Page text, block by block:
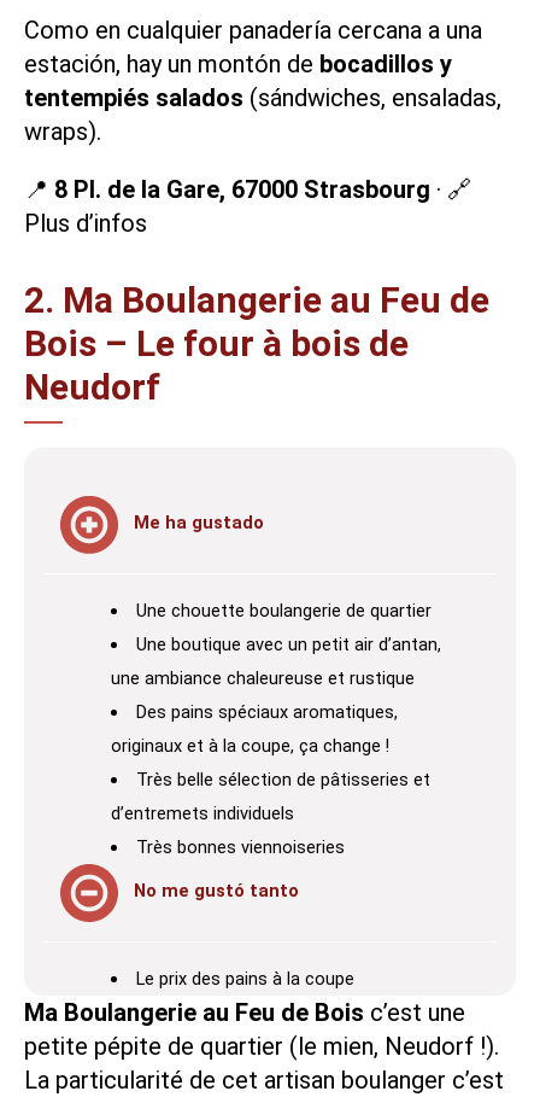
Como en cualquier panadería cercana a una
estación, hay un montón de bocadillos y
tentempiés salados (sándwiches, ensaladas,
wraps).
📍 8 Pl. de la Gare, 67000 Strasbourg · 🔗
Plus d’infos
2. Ma Boulangerie au Feu de
Bois – Le four à bois de
Neudorf
Me ha gustado
Une chouette boulangerie de quartier
Une boutique avec un petit air d’antan,
une ambiance chaleureuse et rustique
Des pains spéciaux aromatiques,
originaux et à la coupe, ça change !
Très belle sélection de pâtisseries et
d’entremets individuels
Très bonnes viennoiseries
No me gustó tanto
Le prix des pains à la coupe
Ma Boulangerie au Feu de Bois c’est une
petite pépite de quartier (le mien, Neudorf !).
La particularité de cet artisan boulanger c’est